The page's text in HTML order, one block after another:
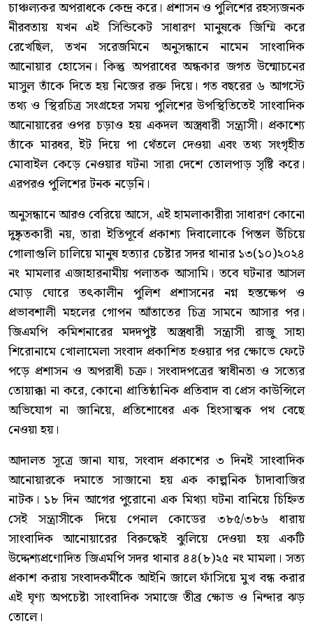
চাঞ্চল্যকর অপরাধকে কেন্দ্র করে। প্রশাসন ও পুলিশের রহস্যজনক
নীরবতায় যখন এই সিন্ডিকেট সাধারণ মানুষকে জিম্মি করে
রেখেছিল, তখন সরেজমিনে অনুসন্ধানে নামেন সাংবাদিক
আনোয়ার হোসেন। কিন্তু অপরাধের অন্ধকার জগত উন্মোচনের
মাসুল তাঁকে দিতে হয় নিজের রক্ত দিয়ে। গত বছরের ৬ আগস্টে
তথ্য ও স্থিরচিত্র সংগ্রহের সময় পুলিশের উপস্থিতিতেই সাংবাদিক
আনোয়ারের ওপর চড়াও হয় একদল অস্ত্রধারী সন্ত্রাসী। প্রকাশ্যে
তাঁকে মারধর, ইট দিয়ে পা থেঁতলে দেওয়া এবং তথ্য সংগৃহীত
মোবাইল কেড়ে নেওয়ার ঘটনা সারা দেশে তোলপাড় সৃষ্টি করে।
এরপরও পুলিশের টনক নড়েনি।
অনুসন্ধানে আরও বেরিয়ে আসে, এই হামলাকারীরা সাধারণ কোনো
দুষ্কৃতকারী নয়, তারা ইতিপূর্বে প্রকাশ্য দিবালোকে পিস্তল উঁচিয়ে
গোলাগুলি চালিয়ে মানুষ হত্যার চেষ্টার সদর থানার ১৩(১০)২০২৪
নং মামলার এজাহারনামীয় পলাতক আসামি। তবে ঘটনার আসল
মোড় ঘোরে তৎকালীন পুলিশ প্রশাসনের নগ্ন হস্তক্ষেপ ও
প্রভাবশালী মহলের গোপন আঁতাতের চিত্র সামনে আসার পর।
জিএমপি কমিশনারের মদদপুষ্ট অস্ত্রধারী সন্ত্রাসী রাজু সাহা
শিরোনামে খোলামেলা সংবাদ প্রকাশিত হওয়ার পর ক্ষোভে ফেটে
পড়ে প্রশাসন ও অপরাধী চক্র। সংবাদপত্রের স্বাধীনতা ও সত্যের
তোয়াক্কা না করে, কোনো প্রাতিষ্ঠানিক প্রতিবাদ বা প্রেস কাউন্সিলে
অভিযোগ না জানিয়ে, প্রতিশোধের এক হিংসাত্মক পথ বেছে
নেওয়া হয়।
আদালত সূত্রে জানা যায়, সংবাদ প্রকাশের ৩ দিনই সাংবাদিক
আনোয়ারকে দমাতে সাজানো হয় এক কাল্পনিক চাঁদাবাজির
নাটক। ১৮ দিন আগের পুরোনো এক মিথ্যা ঘটনা বানিয়ে চিহ্নিত
সেই সন্ত্রাসীকে দিয়ে পেনাল কোডের ৩৮৫/৩৮৬ ধারায়
সাংবাদিক আনোয়ারের বিরুদ্ধেই ঝুলিয়ে দেওয়া হয় একটি
উদ্দেশ্যপ্রণোদিত জিএমপি সদর থানার ৪৪(৮)২৫ নং মামলা। সত্য
প্রকাশ করায় সংবাদকর্মীকে আইনি জালে ফাঁসিয়ে মুখ বন্ধ করার
এই ঘৃণ্য অপচেষ্টা সাংবাদিক সমাজে তীব্র ক্ষোভ ও নিন্দার ঝড়
তোলে।